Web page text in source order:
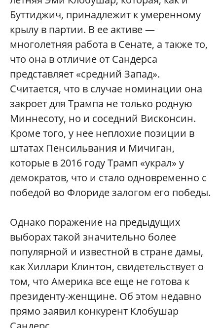
Буттиджич, принадлежит к умеренному
крылу в партии. В ее активе —
многолетняя работа в Сенате, а также то,
что она в отличие от Сандерса
представляет «средний Запад».
Считается, что в случае номинации она
закроет для Трампа не только родную
Миннесоту, но и соседний Висконсин.
Кроме того, у нее неплохие позиции в
штатах Пенсильвания и Мичиган,
которые в 2016 году Трамп «украл» у
демократов, что и стало одновременно с
победой во Флориде залогом его победы.
Однако поражение на предыдущих
выборах такой значительно более
популярной и известной в стране дамы,
как Хиллари Клинтон, свидетельствует о
том, что Америка все еще не готова к
президенту-женщине. Об этом недавно
прямо заявил конкурент Клобушар